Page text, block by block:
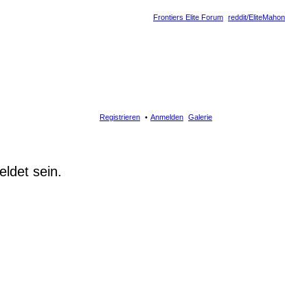
reddit/EliteMahon
Frontiers Elite Forum
Galerie
Anmelden
Registrieren
sein.